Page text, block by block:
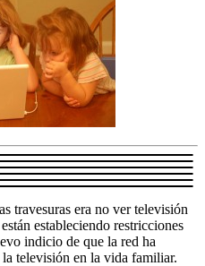
travesuras era no ver televisión
estableciendo restricciones
indicio de que la red ha
televisión en la vida familiar.